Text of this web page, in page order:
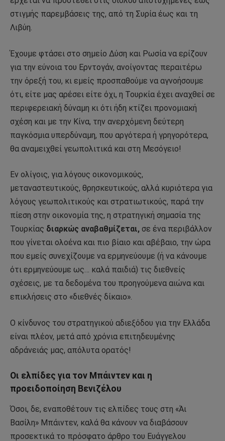
στιγμής παρεμβάσεις της, από τη Συρία έως και τη
Λιβύη.
Έχουμε φτάσει στο σημείο Δύση και Ρωσία να ερίζουν
για την εύνοια του Ερντογάν, ανοίγοντας περαιτέρω
την όρεξή του, κι εμείς προσπαθούμε να αγνοήσουμε
ότι, είτε μας αρέσει είτε όχι, η Τουρκία έχει αναχθεί σε
περιφερειακή δύναμη κι ότι ήδη κτίζει προνομιακή
σχέση και με την Κίνα, την ανερχόμενη δεύτερη
παγκόσμια υπερδύναμη, που αργότερα ή γρηγορότερα,
θα αναμειχθεί γεωπολιτικά και στη Μεσόγειο!
Εν ολίγοις, για λόγους οικονομικούς,
μεταναστευτικούς, θρησκευτικούς, αλλά κυριότερα για
λόγους γεωπολιτικούς και στρατιωτικούς, παρά την
πίεση στην οικονομία της, η στρατηγική σημασία της
Τουρκίας διαρκώς αναβαθμίζεται, σε ένα περιβάλλον
που γίνεται ολοένα και πιο βίαιο και αβέβαιο, την ώρα
που εμείς συνεχίζουμε να ερμηνεύουμε (ή να κάνουμε
ότι ερμηνεύουμε ως… καλά παιδιά) τις διεθνείς
σχέσεις, με τα δεδομένα του προηγούμενα αιώνα και
επικλήσεις στο «διεθνές δίκαιο».
Ο κίνδυνος του στρατηγικού αδιεξόδου για την Ελλάδα
είναι πλέον, μετά από χρόνια επιτηδευμένης
αδράνειάς μας, απόλυτα ορατός!
Οι ελπίδες για τον Μπάιντεν και η
προειδοποίηση Βενιζέλου
Όσοι, δε, εναποθέτουν τις ελπίδες τους στη «Άι
Βασίλη» Μπάιντεν, καλά θα κάνουν να διαβάσουν
προσεκτικά το πρόσφατο άρθρο του Ευάγγελου